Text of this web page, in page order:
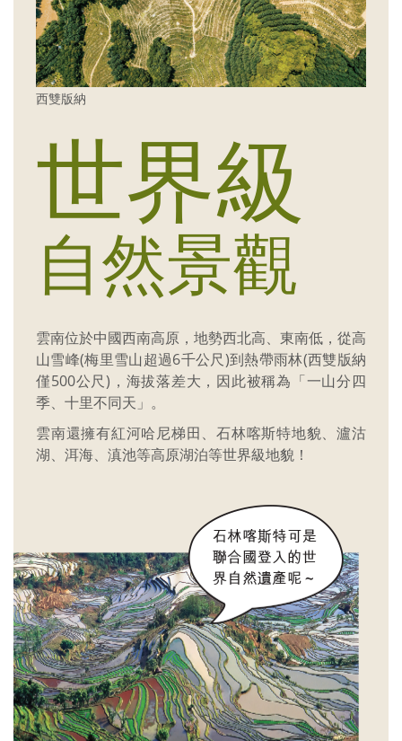
西雙版納
世界級
自然景觀
雲南位於中國西南高原，地勢西北高、東南低，從高
山雪峰(梅里雪山超過6千公尺)到熱帶雨林(西雙版納
僅500公尺)，海拔落差大，因此被稱為「一山分四
季、十里不同天」。
雲南還擁有紅河哈尼梯田、石林喀斯特地貌、瀘沽
湖、洱海、滇池等高原湖泊等世界級地貌！